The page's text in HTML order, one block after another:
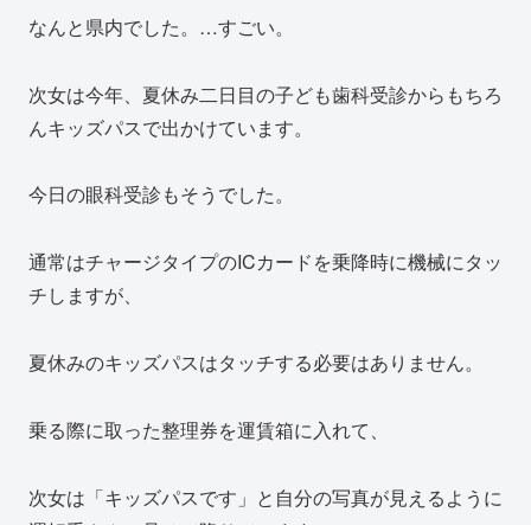
なんと県内でした。…すごい。
次女は今年、夏休み二日目の子ども歯科受診からもちろ
んキッズパスで出かけています。
今日の眼科受診もそうでした。
通常はチャージタイプのICカードを乗降時に機械にタッ
チしますが、
夏休みのキッズパスはタッチする必要はありません。
乗る際に取った整理券を運賃箱に入れて、
次女は「キッズパスです」と自分の写真が見えるように